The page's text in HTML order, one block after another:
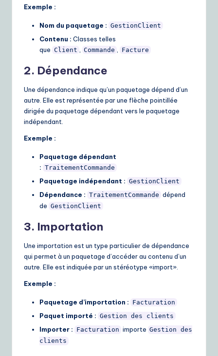
w
S
Exemple :
Nom du paquetage : GestionClient
Contenu : Classes telles
que Client Commande Facture
2. Dépendance
Une dépendance indique qu’un paquetage dépend d’un
autre. Elle est représentée par une flèche pointillée
dirigée du paquetage dépendant vers le paquetage
indépendant.
Exemple :
Paquetage dépendant
: TraitementCommande
Paquetage indépendant : GestionClient
Dépendance : TraitementCommande dépend
de GestionClient
3. Importation
Une importation est un type particulier de dépendance
qui permet à un paquetage d’accéder au contenu d’un
autre. Elle est indiquée par un stéréotype «import».
Exemple :
Paquetage d’importation : Facturation
Paquet importé : Gestion des clients
Importer : Facturation importe Gestion des
clients